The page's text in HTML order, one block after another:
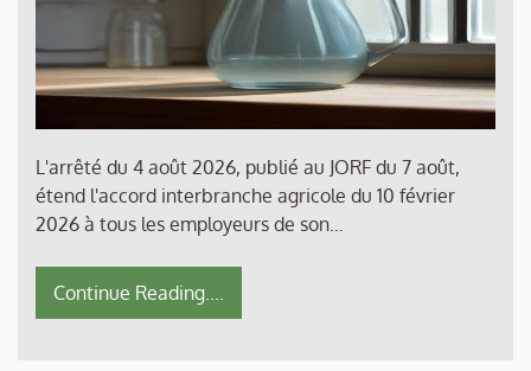
L'arrêté du 4 août 2026, publié au JORF du 7 août,
étend l'accord interbranche agricole du 10 février
2026 à tous les employeurs de son…
Continue Reading....